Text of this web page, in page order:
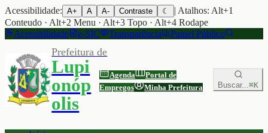
Acessibilidade: A+ A A- Contraste ☾
| Atalhos: Alt+1
Conteudo · Alt+2 Menu · Alt+3 Topo · Alt+4 Rodape
Acessibilidade
e-SIC Transparência Painel Público
Prefeitura de
Lupi
onóp
olis
Agenda
Portal de
Empregos
Minha Prefeitura Buscar...⌘K